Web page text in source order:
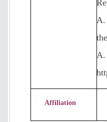
A.
A.
Affiliation